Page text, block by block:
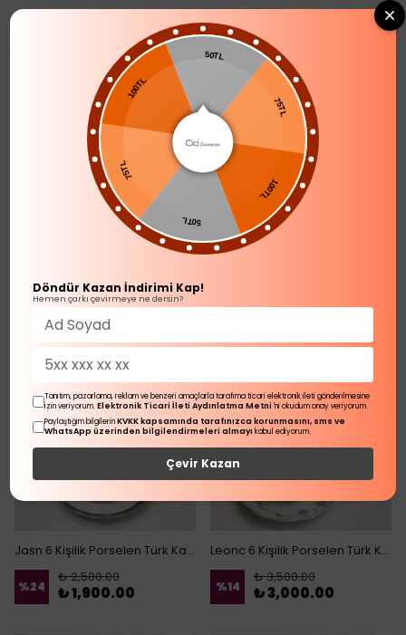
0
SOFRA ÜRÜNLERİ Kahve Fincanı Takımı
Kahve Fincanı Takımı ürün
Jasn 6 Kişilik Porselen Türk Kahvesi Fincanı
%24
₺ 2,500.00
₺ 1,900.00
Leonc 6 Kişilik Porselen Türk Kahvesi Fincanı
%14
₺ 3,500.00
₺ 3,000.00
100TL
Döndür Kazan İndirimi Kap!
Hemen çarkı çevirmeye ne dersin?
Tanıtım, pazarlama, reklam ve benzeri amaçlarla tarafıma ticari elektronik ileti gönderilmesine
izin veriyorum.Elektronik Ticari İleti Aydınlatma Metni 'ni okudum onay veriyorum.
Paylaştığım bilgilerinKVKK kapsamında tarafınızca korunmasını, sms ve
WhatsApp üzerinden bilgilendirmeleri almayı kabul ediyorum.
Çevir Kazan